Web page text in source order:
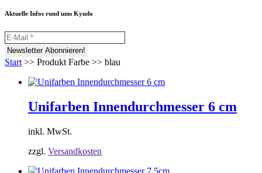
Aktuelle Infos rund ums Kyudo
Start >> Produkt Farbe >> blau
Unifarben Innendurchmesser 6 cm
inkl. MwSt.
zzgl. Versandkosten